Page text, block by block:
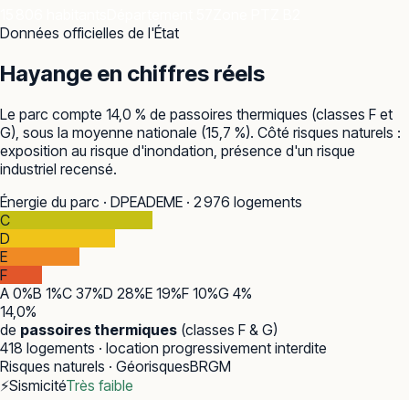
Données officielles de l'État
Hayange en chiffres réels
Le parc compte 14,0 % de passoires thermiques (classes F et
G), sous la moyenne nationale (15,7 %). Côté risques naturels :
exposition au risque d'inondation, présence d'un risque
industriel recensé.
Énergie du parc · DPEADEME · 2 976 logements
C
D
E
F
A 0%B 1%C 37%D 28%E 19%F 10%G 4%
14,0%
de passoires thermiques (classes F & G)
418 logements · location progressivement interdite
Risques naturels · GéorisquesBRGM
⚡SismicitéTrès faible